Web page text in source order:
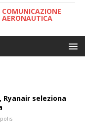
seleziona